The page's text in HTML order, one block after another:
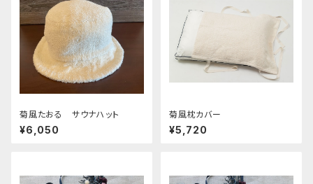
菊風たおる サウナハット
¥6,050
菊風枕カバー
¥5,720